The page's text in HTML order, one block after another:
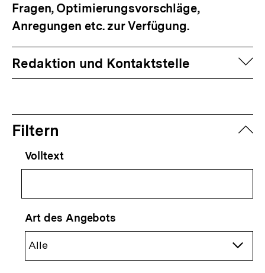
Fragen, Optimierungsvorschläge,
Anregungen etc. zur Verfügung.
Redaktion und Kontaktstelle
Filtern
Volltext
Art des Angebots